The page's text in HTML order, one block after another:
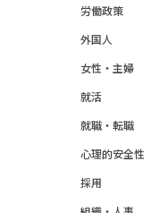
労働政策
外国人
女性・主婦
就活
就職・転職
心理的安全性
採用